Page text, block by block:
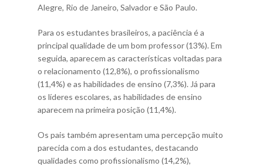
Alegre, Rio de Janeiro, Salvador e São Paulo.
Para os estudantes brasileiros, a paciência é a
principal qualidade de um bom professor (13%). Em
seguida, aparecem as características voltadas para
o relacionamento (12,8%), o profissionalismo
(11,4%) e as habilidades de ensino (7,3%). Já para
os líderes escolares, as habilidades de ensino
aparecem na primeira posição (11,4%).
Os pais também apresentam uma percepção muito
parecida com a dos estudantes, destacando
qualidades como profissionalismo (14,2%),